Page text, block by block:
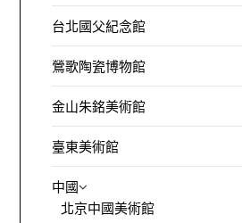
台北國父紀念館
鶯歌陶瓷博物館
金山朱銘美術館
臺東美術館
中國
北京中國美術館